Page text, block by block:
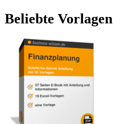
Beliebte Vorlagen